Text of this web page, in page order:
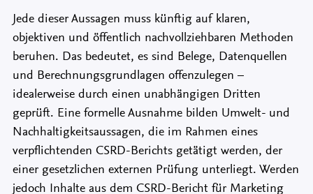
Jede dieser Aussagen muss künftig auf klaren,
objektiven und öffentlich nachvollziehbaren Methoden
beruhen. Das bedeutet, es sind Belege, Datenquellen
und Berechnungsgrundlagen offenzulegen –
idealerweise durch einen unabhängigen Dritten
geprüft. Eine formelle Ausnahme bilden Umwelt- und
Nachhaltigkeitsaussagen, die im Rahmen eines
verpflichtenden CSRD-Berichts getätigt werden, der
einer gesetzlichen externen Prüfung unterliegt. Werden
jedoch Inhalte aus dem CSRD-Bericht für Marketing